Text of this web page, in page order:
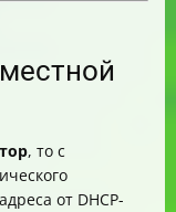
, то с
от DHCP-